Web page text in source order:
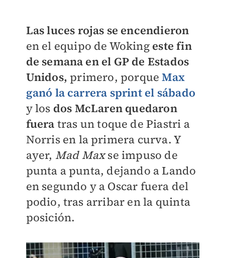
Las luces rojas se encendieron
en el equipo de Wokingeste fin
de semana en el GP de Estados
Unidos, primero, porqueMax
ganó la carrera sprint el sábado
y los dos McLaren quedaron
fuera tras un toque de Piastri a
Norris en la primera curva. Y
ayer, Mad Maxse impuso de
punta a punta, dejando a Lando
en segundo y a Oscar fuera del
podio, tras arribar en la quinta
posición.